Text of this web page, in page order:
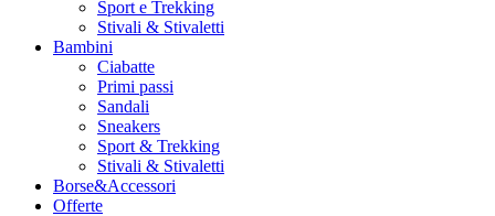
Sport e Trekking
Stivali & Stivaletti
Bambini
Ciabatte
Primi passi
Sandali
Sneakers
Sport & Trekking
Stivali & Stivaletti
Borse&Accessori
Offerte